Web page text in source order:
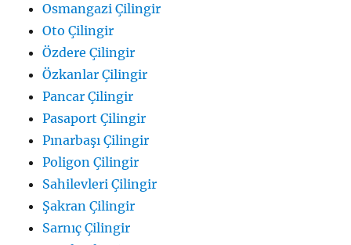
Osmangazi Çilingir
Oto Çilingir
Özdere Çilingir
Özkanlar Çilingir
Pancar Çilingir
Pasaport Çilingir
Pınarbaşı Çilingir
Poligon Çilingir
Sahilevleri Çilingir
Şakran Çilingir
Sarnıç Çilingir